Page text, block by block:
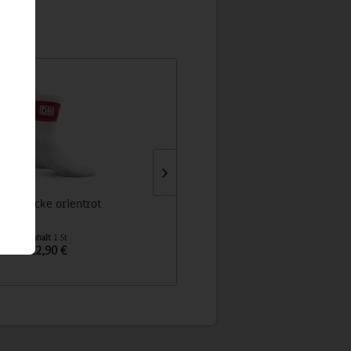
Retrosocke orientrot
Inhalt 1 St
12,90 €